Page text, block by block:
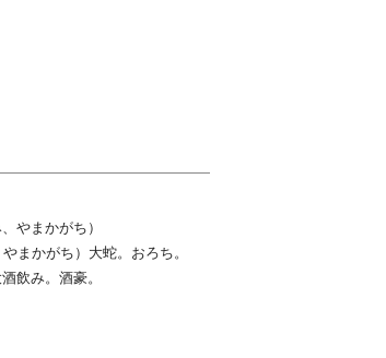
やまかがち）
やまかがち）大蛇。おろち。
飲み。酒豪。